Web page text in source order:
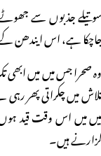
سوتیلے جذبوں سے
جاچکا ہے، اس ایندھن کے
وہ صحرا جس میں میں
میں چکراتی پھر رہی
میں میں اس وقت قید
ہیں۔